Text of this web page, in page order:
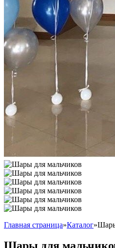
Главная страница»Каталог»